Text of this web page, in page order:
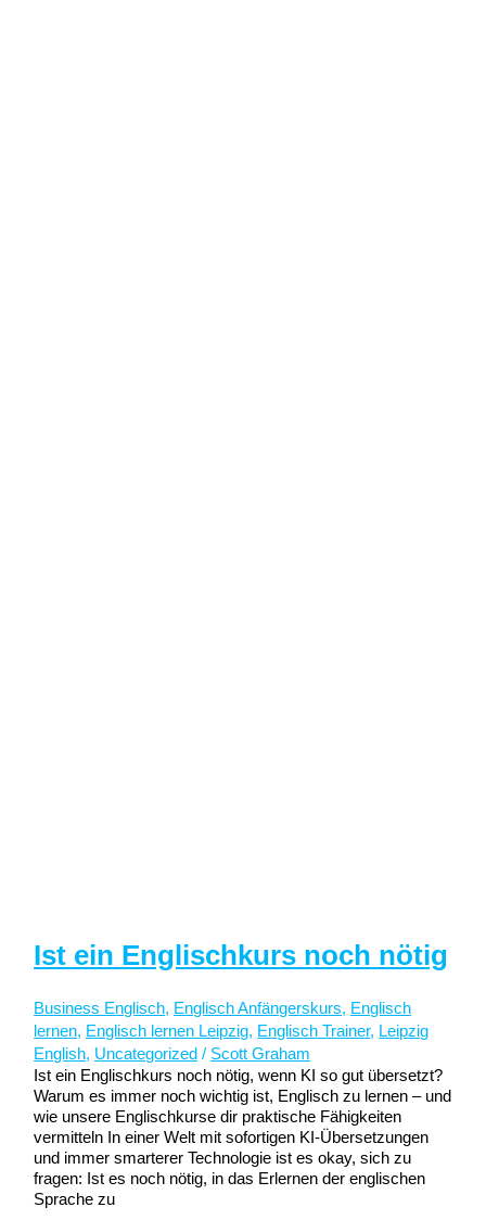
Ist ein Englischkurs noch nötig
Business Englisch, Englisch Anfängerskurs, Englisch
lernen, Englisch lernen Leipzig, Englisch Trainer, Leipzig
English, Uncategorized / Scott Graham
Ist ein Englischkurs noch nötig, wenn KI so gut übersetzt?
Warum es immer noch wichtig ist, Englisch zu lernen – und
wie unsere Englischkurse dir praktische Fähigkeiten
vermitteln In einer Welt mit sofortigen KI-Übersetzungen
und immer smarterer Technologie ist es okay, sich zu
fragen: Ist es noch nötig, in das Erlernen der englischen
Sprache zu